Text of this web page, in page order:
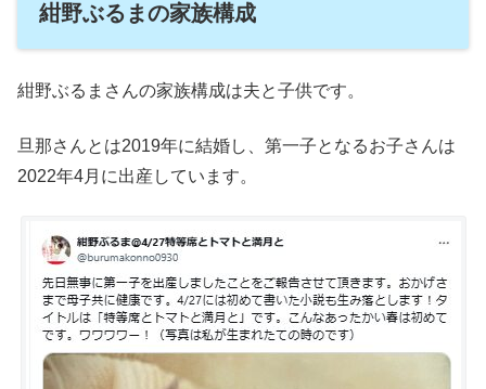
紺野ぶるまの家族構成
紺野ぶるまさんの家族構成は夫と子供です。
旦那さんとは2019年に結婚し、第一子となるお子さんは
2022年4月に出産しています。